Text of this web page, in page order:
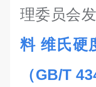
理委员会发
料 维氏硬
（GB/T